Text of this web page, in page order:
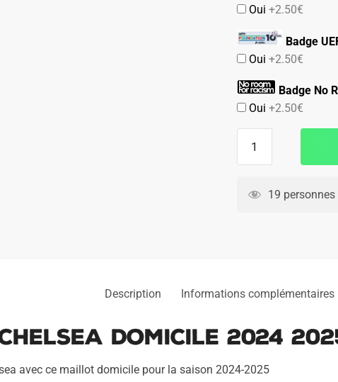
Oui+2.50€
Badge
Oui+2.50€
Badge No
Oui+2.50€
Match 19
Description Informations complémentaires
Domicile 2024
avec ce maillot domicile pour la saison 2024-2025